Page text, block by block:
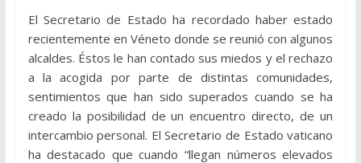
El Secretario de Estado ha recordado haber estado
recientemente en Véneto donde se reunió con algunos
alcaldes. Éstos le han contado sus miedos y el rechazo
a la acogida por parte de distintas comunidades,
sentimientos que han sido superados cuando se ha
creado la posibilidad de un encuentro directo, de un
intercambio personal. El Secretario de Estado vaticano
ha destacado que cuando “llegan números elevados